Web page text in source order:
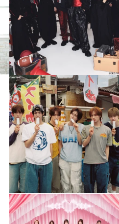
4 0
musicjapantv
💡8月特番放送決定！
...
8月 4
6 0
musicjapantv
💡8月特番放送決定！
...